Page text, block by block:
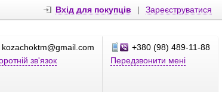
Вхід для покупців | Зареєструватися
kozachoktm@gmail.com
зв'язок
+380 (98) 489-11-88
Передзвонити мені